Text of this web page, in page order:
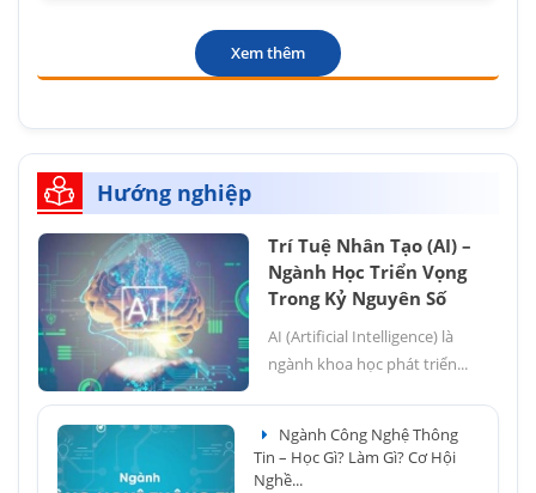
Xem thêm
Hướng nghiệp
Trí Tuệ Nhân Tạo (AI) –
Ngành Học Triển Vọng
Trong Kỷ Nguyên Số
AI (Artificial Intelligence) là
ngành khoa học phát triển...
Ngành Công Nghệ Thông
Tin – Học Gì? Làm Gì? Cơ Hội
Nghề...